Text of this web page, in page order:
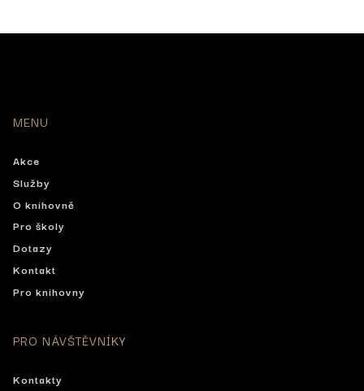
MENU
Akce
Služby
O knihovně
Pro školy
Dotazy
Kontakt
Pro knihovny
PRO NÁVŠTĚVNÍKY
Kontakty